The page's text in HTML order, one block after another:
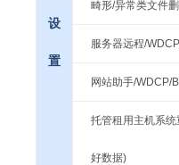
设
置
畸形/异常类文件
服务器远程/
网站助手/WDCP/
托管租用主机系
好数据)